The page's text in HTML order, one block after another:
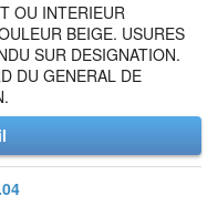
OU INTERIEUR
BEIGE. USURES
SUR DESIGNATION.
DU GENERAL DE